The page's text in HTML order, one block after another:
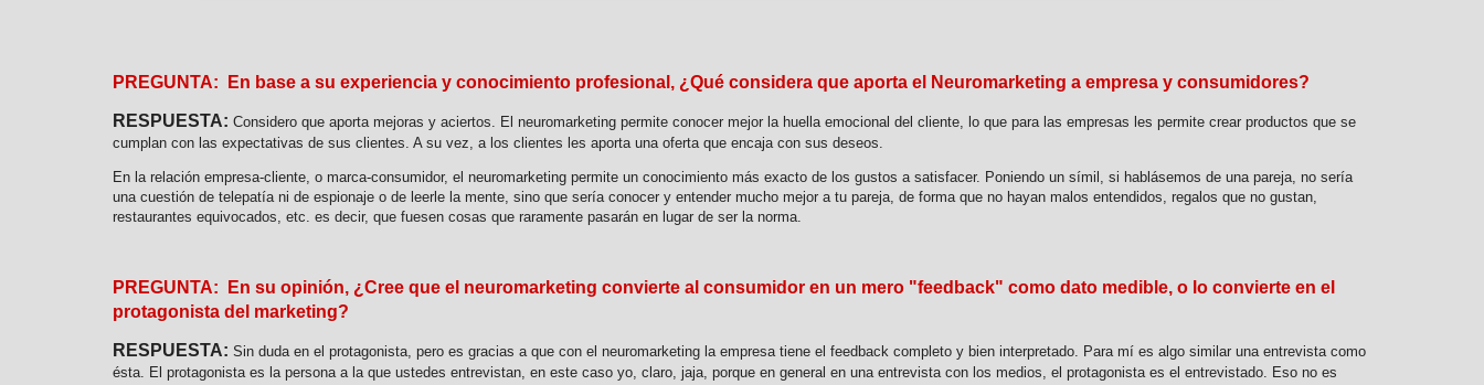
PREGUNTA: En base a su experiencia y conocimiento profesional, ¿Qué considera que aporta el Neuromarketing a empresa y consumidores?
RESPUESTA: Considero que aporta mejoras y aciertos. El neuromarketing permite conocer mejor la huella emocional del cliente, lo que para las empresas les permite crear productos que se
cumplan con las expectativas de sus clientes. A su vez, a los clientes les aporta una oferta que encaja con sus deseos.
En la relación empresa-cliente, o marca-consumidor, el neuromarketing permite un conocimiento más exacto de los gustos a satisfacer. Poniendo un símil, si hablásemos de una pareja, no sería
una cuestión de telepatía ni de espionaje o de leerle la mente, sino que sería conocer y entender mucho mejor a tu pareja, de forma que no hayan malos entendidos, regalos que no gustan,
restaurantes equivocados, etc. es decir, que fuesen cosas que raramente pasarán en lugar de ser la norma.
PREGUNTA: En su opinión, ¿Cree que el neuromarketing convierte al consumidor en un mero "feedback" como dato medible, o lo convierte en el
protagonista del marketing?
RESPUESTA: Sin duda en el protagonista, pero es gracias a que con el neuromarketing la empresa tiene el feedback completo y bien interpretado. Para mí es algo similar una entrevista como
ésta. El protagonista es la persona a la que ustedes entrevistan, en este caso yo, claro, jaja, porque en general en una entrevista con los medios, el protagonista es el entrevistado. Eso no es